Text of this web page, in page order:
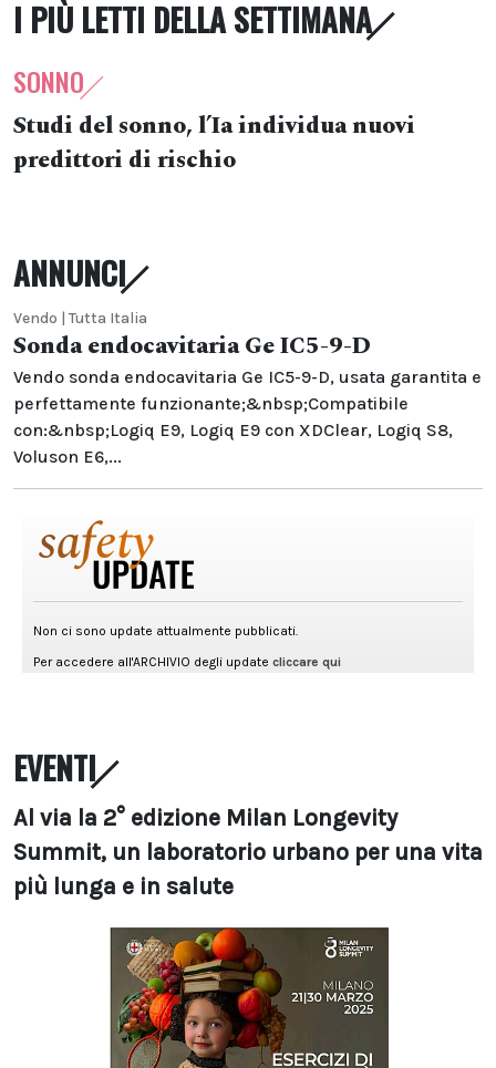
I PIÙ LETTI DELLA SETTIMANA
SONNO
Studi del sonno, l’Ia individua nuovi
predittori di rischio
ANNUNCI
Vendo | Tutta Italia
Sonda endocavitaria Ge IC5-9-D
Vendo sonda endocavitaria Ge IC5-9-D, usata garantita e
perfettamente funzionante;&nbsp;Compatibile
con:&nbsp;Logiq E9, Logiq E9 con XDClear, Logiq S8,
Voluson E6,...
EVENTI
Al via la 2° edizione Milan Longevity
Summit, un laboratorio urbano per una vita
più lunga e in salute